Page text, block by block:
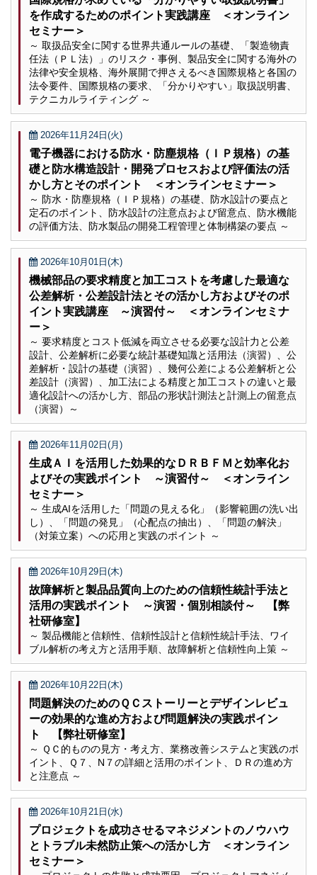
を作成するためのポイント実践講座 ＜オンライン
セミナー＞
～ 取扱品安全に関する世界共通ルールの基礎、「製造物責
任法（ＰＬ法）」のリスク・事例、製品安全に関する海外の
法律や安全規格、海外展開で押さえるべき国際規格と各国の
法令要件、国際規格の要求、「分かりやすい」取扱説明書、
テクニカルライティング ～
2026年11月24日(火)
電子機器における防水・防塵規格（ＩＰ規格）の基
礎と防水構造設計・開発プロセスおよび評価法の活
かし方とそのポイント ＜オンラインセミナー＞
～ 防水・防塵規格（ＩＰ規格）の基礎、防水設計の要点と
定石のポイント、防水設計の注意点および留意点、防水機能
の評価方法、防水製品の開発工程管理と体制構築の要点 ～
2026年10月01日(木)
機械部品の要求精度と加工コストを考慮した最適な
公差解析・公差設計法とその活かし方およびそのポ
イント実践講座 ～演習付～ ＜オンラインセミナ
ー＞
～ 要求精度とコスト低減を両立させる必要な設計力と公差
設計、公差解析に必要な統計基礎知識と活用法（演習）、公
差解析・設計の基礎（演習）、幾何公差による公差解析と公
差設計（演習）、加工法による精度と加工コストの違いと最
適化設計への活かし方、部品の形状計測法と計測上の留意点
（演習）～
2026年11月02日(月)
生成ＡＩを活用した効果的なＤＲＢＦＭと効率化お
よびその実践ポイント ～演習付～ ＜オンライン
セミナー＞
～ 生成AIを活用した「問題の見える化」（影響範囲の洗い出
し）、「問題の発見」（心配点の抽出）、「問題の解決」
（対策立案）への応用と実践のポイント ～
2026年10月29日(木)
故障解析と製品品質向上のための信頼性統計手法と
活用の実践ポイント ～演習・個別相談付～ 【弊
社研修室】
～ 製品機能と信頼性、信頼性設計と信頼性統計手法、ワイ
ブル解析の考え方と活用手順、故障解析と信頼性向上策 ～
2026年10月22日(木)
問題解決のためのＱＣストーリーとデザインレビュ
ーの効果的な進め方および問題解決の実践ポイン
ト 【弊社研修室】
～ ＱＣ的ものの見方・考え方、業務改善システムと実践のポ
イント、Ｑ７、N７の詳細と活用のポイント、ＤＲの進め方
と注意点 ～
2026年10月21日(水)
プロジェクトを成功させるマネジメントのノウハウ
とトラブル未然防止策への活かし方 ＜オンライン
セミナー＞